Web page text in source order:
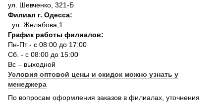
ул. Шевченко, 321-Б
Филиал г. Одесса:
ул. Желябова,1
График работы филиалов:
Пн-Пт - с 08:00 до 17:00
Сб. - с 08:00 до 15:00
Вс – выходной
Условия оптовой цены и скидок можно узнать у
менеджера
По вопросам оформления заказов в филиалах, уточнения